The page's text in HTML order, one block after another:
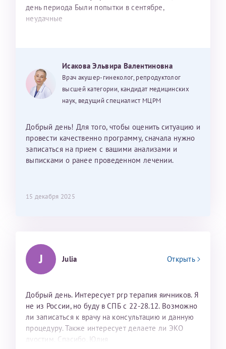
день периода Были попытки в сентябре,
неудачные
Исакова Эльвира Валентиновна
Врач акушер-гинеколог, репродуктолог
высшей категории, кандидат медицинских
наук, ведущий специалист МЦРМ
Добрый день! Для того, чтобы оценить ситуацию и
провести качественно программу, сначала нужно
записаться на прием с вашими анализами и
выписками о ранее проведенном лечении.
15 декабря 2025
J Julia Открыть
Добрый день. Интересует prp терапия яичников. Я
не из России, но буду в СПБ с 22-28.12. Возможно
ли записаться к врачу на консультацию и данную
процедуру. Также интересует делаете ли ЭКО
дуостим. Спасибо. Юлия